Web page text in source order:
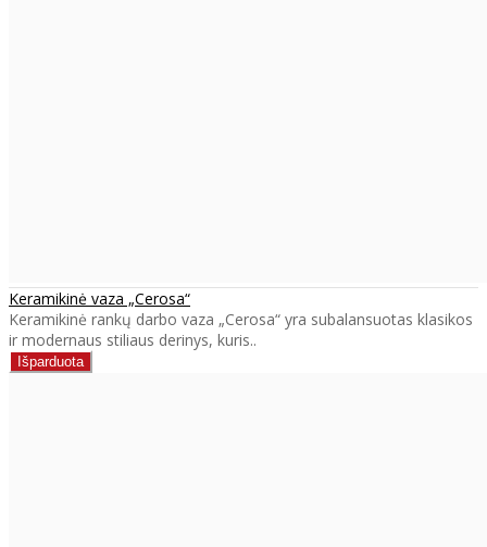
Keramikinė vaza „Cerosa“
Keramikinė rankų darbo vaza „Cerosa“ yra subalansuotas klasikos
ir modernaus stiliaus derinys, kuris..